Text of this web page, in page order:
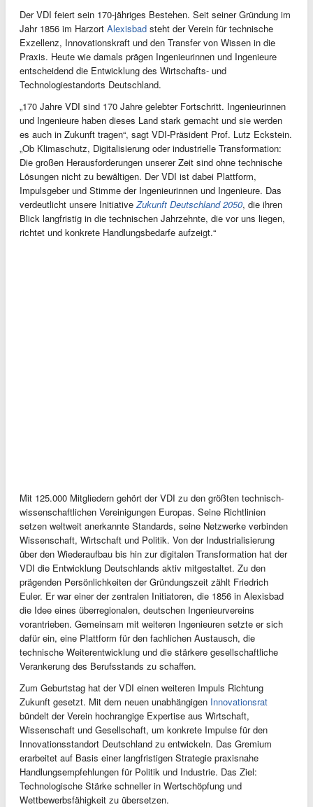
Der VDI feiert sein 170-jähriges Bestehen. Seit seiner Gründung im
Jahr 1856 im Harzort Alexisbad steht der Verein für technische
Exzellenz, Innovationskraft und den Transfer von Wissen in die
Praxis. Heute wie damals prägen Ingenieurinnen und Ingenieure
entscheidend die Entwicklung des Wirtschafts- und
Technologiestandorts Deutschland.
„170 Jahre VDI sind 170 Jahre gelebter Fortschritt. Ingenieurinnen
und Ingenieure haben dieses Land stark gemacht und sie werden
es auch in Zukunft tragen“, sagt VDI-Präsident Prof. Lutz Eckstein.
„Ob Klimaschutz, Digitalisierung oder industrielle Transformation:
Die großen Herausforderungen unserer Zeit sind ohne technische
Lösungen nicht zu bewältigen. Der VDI ist dabei Plattform,
Impulsgeber und Stimme der Ingenieurinnen und Ingenieure. Das
verdeutlicht unsere InitiativeZukunft Deutschland 2050, die ihren
Blick langfristig in die technischen Jahrzehnte, die vor uns liegen,
richtet und konkrete Handlungsbedarfe aufzeigt.“
Mit 125.000 Mitgliedern gehört der VDI zu den größten technisch-
wissenschaftlichen Vereinigungen Europas. Seine Richtlinien
setzen weltweit anerkannte Standards, seine Netzwerke verbinden
Wissenschaft, Wirtschaft und Politik. Von der Industrialisierung
über den Wiederaufbau bis hin zur digitalen Transformation hat der
VDI die Entwicklung Deutschlands aktiv mitgestaltet. Zu den
prägenden Persönlichkeiten der Gründungszeit zählt Friedrich
Euler. Er war einer der zentralen Initiatoren, die 1856 in Alexisbad
die Idee eines überregionalen, deutschen Ingenieurvereins
vorantrieben. Gemeinsam mit weiteren Ingenieuren setzte er sich
dafür ein, eine Plattform für den fachlichen Austausch, die
technische Weiterentwicklung und die stärkere gesellschaftliche
Verankerung des Berufsstands zu schaffen.
Zum Geburtstag hat der VDI einen weiteren Impuls Richtung
Zukunft gesetzt. Mit dem neuen unabhängigen Innovationsrat
bündelt der Verein hochrangige Expertise aus Wirtschaft,
Wissenschaft und Gesellschaft, um konkrete Impulse für den
Innovationsstandort Deutschland zu entwickeln. Das Gremium
erarbeitet auf Basis einer langfristigen Strategie praxisnahe
Handlungsempfehlungen für Politik und Industrie. Das Ziel:
Technologische Stärke schneller in Wertschöpfung und
Wettbewerbsfähigkeit zu übersetzen.